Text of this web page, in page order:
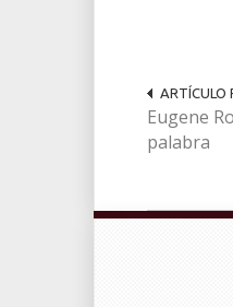
ARTÍCULO
Eugene
palabra